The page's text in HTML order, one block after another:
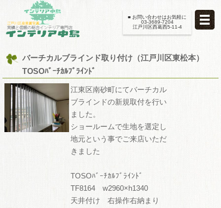
■ お問い合わせはお気軽に
03-3689-7204
江戸川区西葛西5-11-4
バーチカルブラインド取り付け（江戸川区東松本）
TOSOﾊﾞｰﾁｶﾙﾌﾞﾗｲﾝﾄﾞ
江東区南砂町にてバーチカル
ブラインドの新規取付を行い
ました。
ショールームで生地を選定し
地元という事でご来店いただ
きました
TOSOﾊﾞｰﾁｶﾙﾌﾞﾗｲﾝﾄﾞ
TF8164 w2960×h1340
天井付け 右操作右納まり